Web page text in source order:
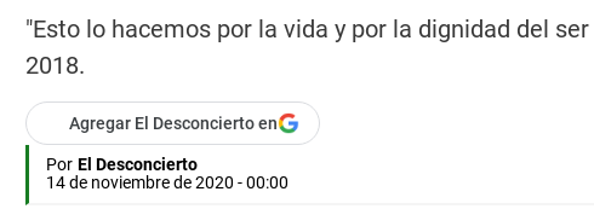
"Esto lo hacemos por la vida y por la dignidad del
2018.
Agregar El Desconcierto en
Por El Desconcierto
14 de noviembre de 2020 - 00:00